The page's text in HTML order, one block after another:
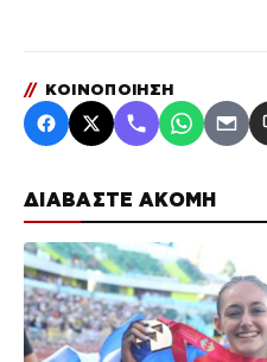
ΔΙΑΒΑΣΤΕ ΑΚΟΜΗ
// ΚΟΙΝΟΠΟΙΗΣΗ